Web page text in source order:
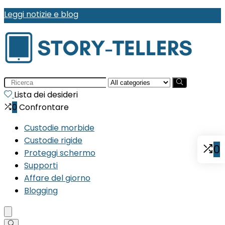
Leggi notizie e blog
Search
for:Lista dei desideri
0 Confrontare
Custodie morbide
Custodie rigide
Proteggi schermo
Supporti
Affare del giorno
Blogging
0